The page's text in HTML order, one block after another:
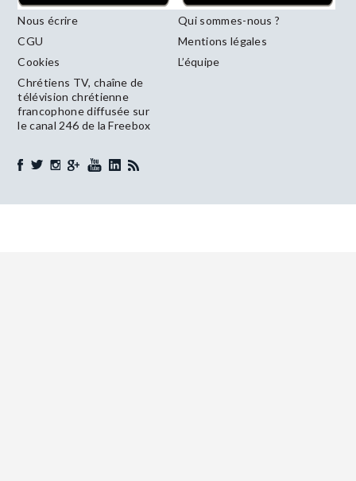
Nous écrire
Qui sommes-nous ?
CGU
Mentions légales
Cookies
L’équipe
Chrétiens TV, chaîne de
télévision chrétienne
francophone diffusée sur
le canal 246 de la Freebox